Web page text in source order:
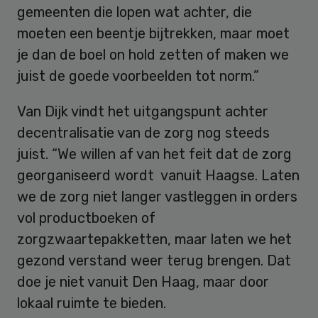
gemeenten die lopen wat achter, die
moeten een beentje bijtrekken, maar moet
je dan de boel on hold zetten of maken we
juist de goede voorbeelden tot norm.”
Van Dijk vindt het uitgangspunt achter
decentralisatie van de zorg nog steeds
juist. “We willen af van het feit dat de zorg
georganiseerd wordt vanuit Haagse. Laten
we de zorg niet langer vastleggen in orders
vol productboeken of
zorgzwaartepakketten, maar laten we het
gezond verstand weer terug brengen. Dat
doe je niet vanuit Den Haag, maar door
lokaal ruimte te bieden.